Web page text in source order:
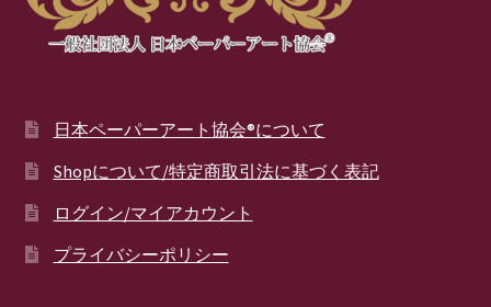
日本ペーパーアート協会®について
Shopについて/特定商取引法に基づく表記
ログイン/マイアカウント
プライバシーポリシー